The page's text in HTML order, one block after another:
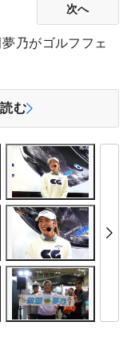
次へ
乃がゴルフフェ
む